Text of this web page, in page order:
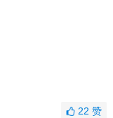
22赞